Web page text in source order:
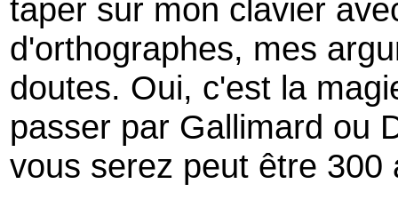
taper sur mon clavier
d'orthographes, mes
doutes. Oui, c'est la
passer par Gallimard ou
vous serez peut être 300